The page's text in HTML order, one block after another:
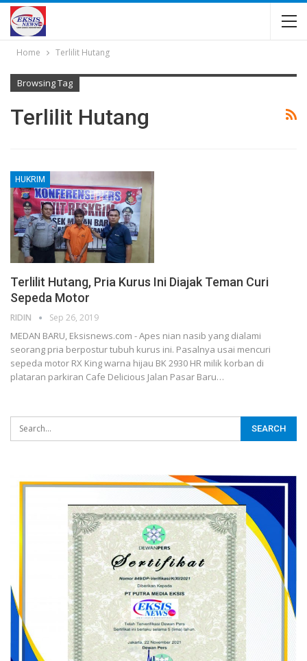
Home Terlilit Hutang
Browsing Tag
Terlilit Hutang
HUKRIM
Terlilit Hutang, Pria Kurus Ini Diajak Teman Curi
Sepeda Motor
RIDIN Sep 26, 2019
MEDAN BARU, Eksisnews.com - Apes nian nasib yang dialami
seorang pria berpostur tubuh kurus ini. Pasalnya usai mencuri
sepeda motor RX King warna hijau BK 2930 HR milik korban di
plataran parkiran Cafe Delicious Jalan Pasar Baru…